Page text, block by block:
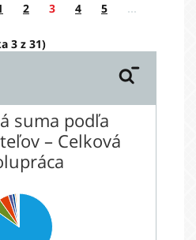
2 3 4 5
…
3 z 31)
suma podľa
– Celková